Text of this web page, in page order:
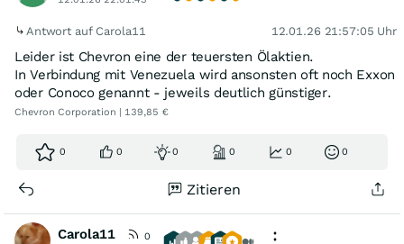
Antwort auf Carola11 12.01.26 21:57:05 Uhr
Leider ist Chevron eine der teuersten Ölaktien.
In Verbindung mit Venezuela wird ansonsten oft noch Exxon
oder Conoco genannt - jeweils deutlich günstiger.
Chevron Corporation | 139,85 €
0 0 0 0 0 0
Zitieren
Carola11
0